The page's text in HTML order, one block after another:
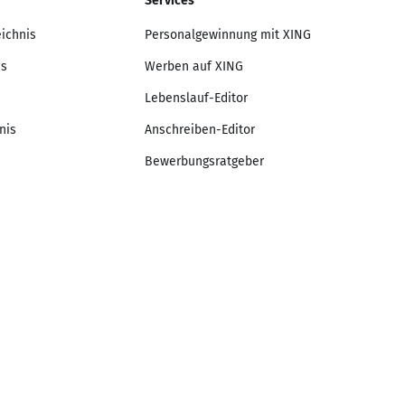
Personalgewinnung mit XING
Werben auf XING
Lebenslauf-Editor
Anschreiben-Editor
Bewerbungsratgeber